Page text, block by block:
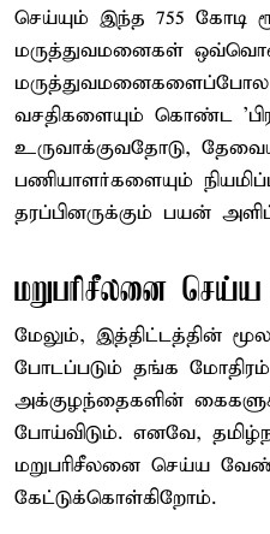
செய்யும் இந்த 755 கோடி
மருத்துவமனைகள்
வசதிகளையும் கொண்ட
உருவாக்குவதோடு,
பணியாளர்களையும்
தரப்பினருக்கும் பயன்
மறுபரிசீலனை
மேலும், இத்திட்டத்தின்
போடப்படும் தங்க
அக்குழந்தைகளின்
போய்விடும். எனவே,
மறுபரிசீலனை செய்ய
கேட்டுக்கொள்கிறோம்.